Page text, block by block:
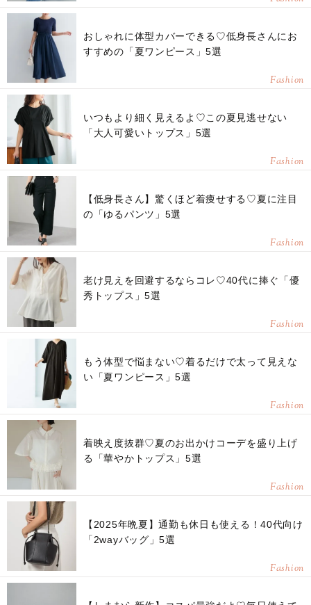
おしゃれに体型カバーできる♡低身長さんにお
すすめの「夏ワンピース」5選
Fashion
いつもより細く見えるよ♡この夏見逃せない
「大人可愛いトップス」5選
Fashion
【低身長さん】驚くほど着痩せする♡夏に注目
の「ゆるパンツ」5選
Fashion
老け見えを回避するならコレ♡40代に捧ぐ「優
秀トップス」5選
Fashion
もう体型で悩まない♡着るだけで太って見えな
い「夏ワンピース」5選
Fashion
着映え度抜群♡夏のお出かけコーデを盛り上げ
る「華やかトップス」5選
Fashion
【2025年晩夏】通勤も休日も使える！40代向け
「2wayバッグ」5選
Fashion